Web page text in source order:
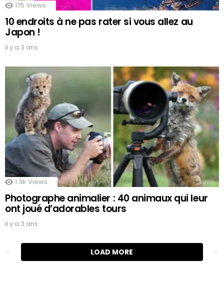
175 Views
10 endroits à ne pas rater si vous allez au
Japon !
il y a 3 ans
1.3k Views
Photographe animalier : 40 animaux qui leur
ont joué d’adorables tours
il y a 3 ans
LOAD MORE